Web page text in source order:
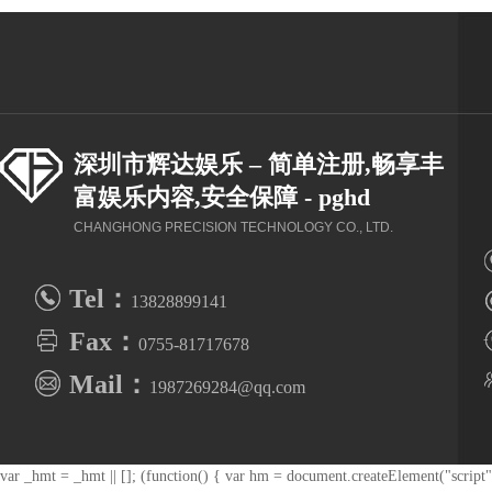
深圳市辉达娱乐 – 简单注册,畅享丰
富娱乐内容,安全保障 - pghd
CHANGHONG PRECISION TECHNOLOGY CO., LTD.
Tel： 13828899141
Fax： 0755-81717678
Mail： 1987269284@qq.com
-
var _hmt = _hmt || []; (function() { var hm =